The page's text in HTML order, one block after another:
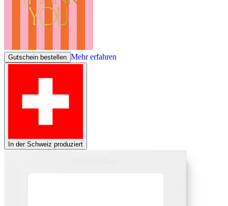
Gutschein bestellen Mehr erfahren
In der Schweiz produziert